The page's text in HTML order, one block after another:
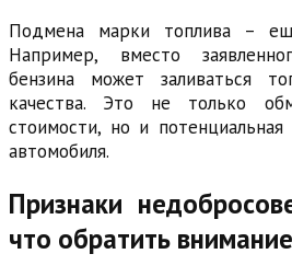
Подмена марки топлива –
Например, вместо
бензина может заливаться
качества. Это не только
стоимости, но и потенциальная
автомобиля.
Признаки
что обратить